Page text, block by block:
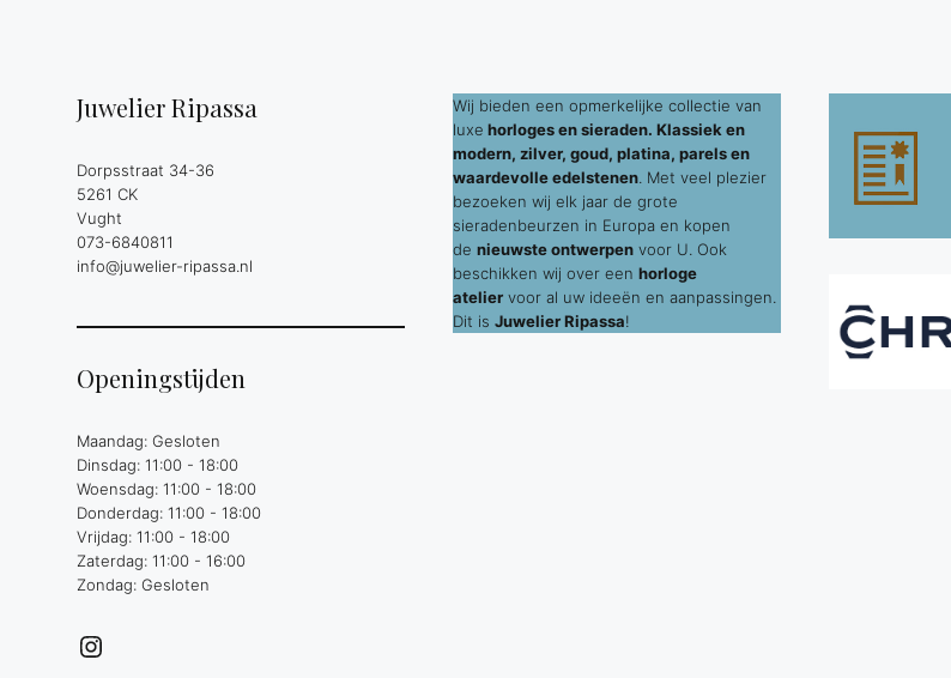
Juwelier Ripassa
Dorpsstraat 34-36
5261 CK
Vught
073-6840811
info@juwelier-ripassa.nl
Openingstijden
Maandag: Gesloten
Dinsdag: 11:00 - 18:00
Woensdag: 11:00 - 18:00
Donderdag: 11:00 - 18:00
Vrijdag: 11:00 - 18:00
Zaterdag: 11:00 - 16:00
Zondag: Gesloten
Instagram
Wij bieden een opmerkelijke collectie van
luxe horloges en sieraden. Klassiek en
modern, zilver, goud, platina, parels en
waardevolle edelstenen. Met veel plezier
bezoeken wij elk jaar de grote
sieradenbeurzen in Europa en kopen
de nieuwste ontwerpen voor U. Ook
beschikken wij over een horloge
atelier voor al uw ideeën en aanpassingen.
Dit is Juwelier Ripassa!